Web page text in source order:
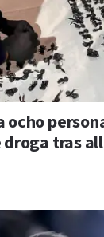
ocho
droga tras